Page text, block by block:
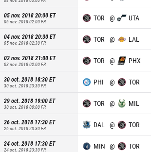
05 nov. 2018 20:00ET
06 nov. 2018 02:00FR TOR @ UTA
04 nov. 2018 20:30ET
05 nov. 2018 02:30FR TOR @ LAL
02 nov. 2018 21:00ET
03 nov. 2018 02:00FR TOR @ PHX
30 oct. 2018 18:30ET
30 oct. 2018 23:30FR PHI @ TOR
29 oct. 2018 19:00ET
30 oct. 2018 00:00FR TOR @ MIL
26 oct. 2018 17:30ET
26 oct. 2018 23:30FR DAL @ TOR
24 oct. 2018 17:30ET
24 oct. 2018 23:30FR MIN @ TOR